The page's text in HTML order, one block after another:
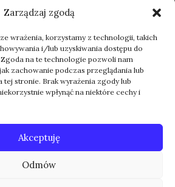
Zarządzaj zgodą
wrażenia, korzystamy z technologii, takich
i/lub uzyskiwania dostępu do
na te technologie pozwoli nam
zachowanie podczas przeglądania lub
tej stronie. Brak wyrażenia zgody lub
wpłynąć na niektóre cechy i
Akceptuję
Odmów